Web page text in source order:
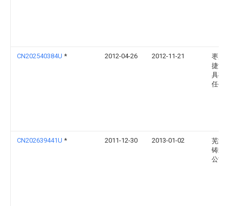
CN202540384U * 2012-04-26 2012-11-21
枣庄
捷汽
具有
任公
CN202639441U * 2011-12-30 2013-01-02
芜湖
铸造
公司